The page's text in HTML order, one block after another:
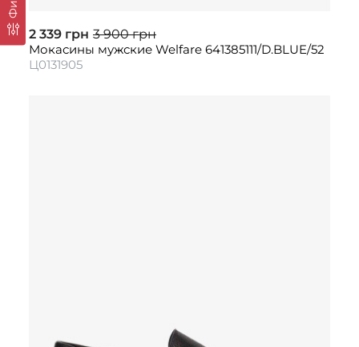
2 339 грн 3 900 грн
Мокасины мужские Welfare 641385111/D.BLUE/52
Ц0131905